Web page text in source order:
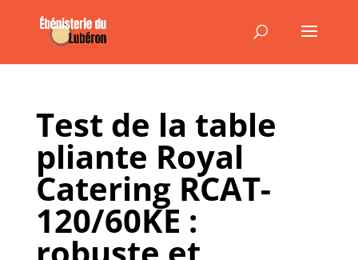
Test de la table
pliante Royal
Catering RCAT-
120/60KE :